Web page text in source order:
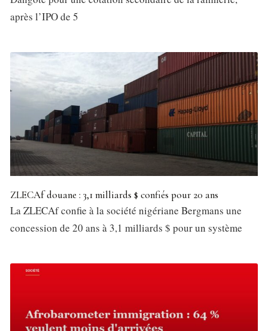
après l’IPO de 5
ZLECAf douane : 3,1 milliards $ confiés pour 20 ans
La ZLECAf confie à la société nigériane Bergmans une
concession de 20 ans à 3,1 milliards $ pour un système